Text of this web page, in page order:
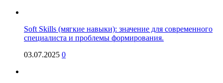
Soft Skills (мягкие навыки): значение для современного
специалиста и проблемы формирования.
03.07.2025 0